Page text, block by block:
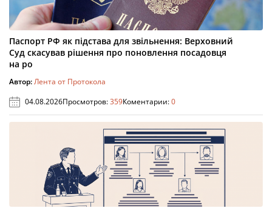
Паспорт РФ як підстава для звільнення: Верховний
Суд скасував рішення про поновлення посадовця
на ро
Автор:Лента от Протокола
04.08.2026Просмотров:359Коментарии:0